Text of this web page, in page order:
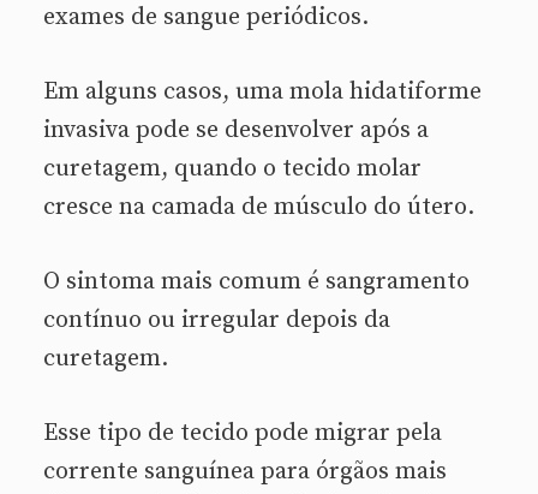
exames de sangue periódicos.
Em alguns casos, uma mola hidatiforme
invasiva pode se desenvolver após a
curetagem, quando o tecido molar
cresce na camada de músculo do útero.
O sintoma mais comum é sangramento
contínuo ou irregular depois da
curetagem.
Esse tipo de tecido pode migrar pela
corrente sanguínea para órgãos mais